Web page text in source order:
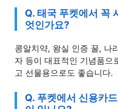
Q. 태국 푸켓에서 꼭
엇인가요?
자 등이 대표적인 기념품으
고 선물용으로도 좋습니다.
Q. 푸켓에서 신용카
이 있나요?